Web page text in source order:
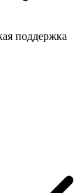
поддержка